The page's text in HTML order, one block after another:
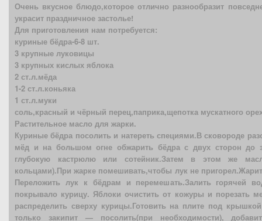
Очень вкусное блюдо,которое отлично разнообразит
украсит праздничное застолье!
Для приготовления нам потребуется:
куриные бёдра-6-8 шт.
3 крупные луковицы
3 крупных кислых яблока
2 ст.л.мёда
1-2 ст.л.коньяка
1 ст.л.муки
соль,красный и чёрный перец,паприка,щепотка мускатного
Растительное масло для жарки.
Куриные бёдра посолить и натереть специями.В сковороде
мёд и на большом огне обжарить бёдра с двух сторон до
глубокую кастрюлю или сотейник.Затем в этом же
кольцами).При жарке помешивать,чтобы лук не
Переложить лук к бёдрам и перемешать.Залить горячей
покрывало курицу. Яблоки очистить от кожуры и порезать
распределить сверху курицы.Готовить на плите под
только закипит — посолить(при необходимости),